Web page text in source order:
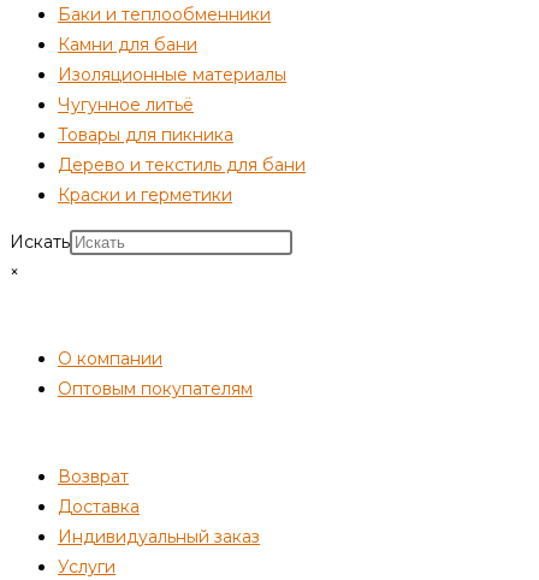
Баки и теплообменники
Камни для бани
Изоляционные материалы
Чугунное литьё
Товары для пикника
Дерево и текстиль для бани
Краски и герметики
Искать
×
О компании
Оптовым покупателям
Возврат
Доставка
Индивидуальный заказ
Услуги